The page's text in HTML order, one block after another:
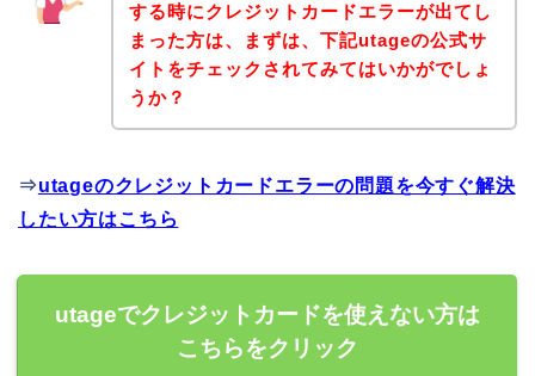
する時にクレジットカードエラーが出てし
まった方は、まずは、下記utageの公式サ
イトをチェックされてみてはいかがでしょ
うか？
⇒utageのクレジットカードエラーの問題を今すぐ解決
したい方はこちら
utageでクレジットカードを使えない方は
こちらをクリック